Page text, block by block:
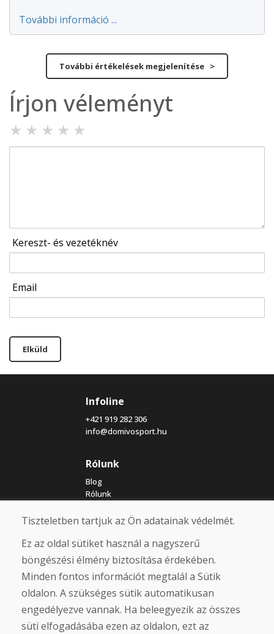
További információ ...
További értékelések megjelenítése >
Írjon véleményt
★ ★ ★ ★ ★
Kereszt- és vezetéknév
Email
Elküld
Infoline
+421 919 282 306
info@domivosport.hu
Rólunk
Blog
Rólunk
Érintkezés
Vásárlás
Eshop
Felhasználási feltételek
Szállítás
Fizetés
Áruk visszaküldése és cseréje
Tiszteletben tartjuk az Ön adatainak védelmét.
Ez az oldal sütiket használ a nagyszerű
böngészési élmény biztosítása érdekében.
Minden fontos információt megtalál a Sütik
oldalon. A szükséges sütik automatikusan
engedélyezve vannak. Ha beleegyezik az összes
süti elfogadásába ezen az oldalon, ezt az